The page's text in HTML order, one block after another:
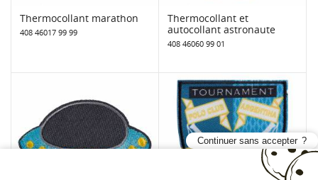
Thermocollant marathon
408 46017 99 99
Thermocollant et
autocollant astronaute
408 46060 99 01
Continuer sans accepter